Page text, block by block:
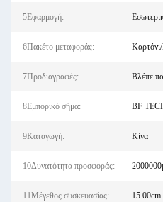
5Εφαρμογή:
6Πακέτο μεταφοράς:
7Προδιαγραφές: Βλέπε
8Εμπορικό σήμα: BF
9Καταγωγή: Κίνα
10Δυνατότητα προσφοράς:
11Μέγεθος συσκευασίας: